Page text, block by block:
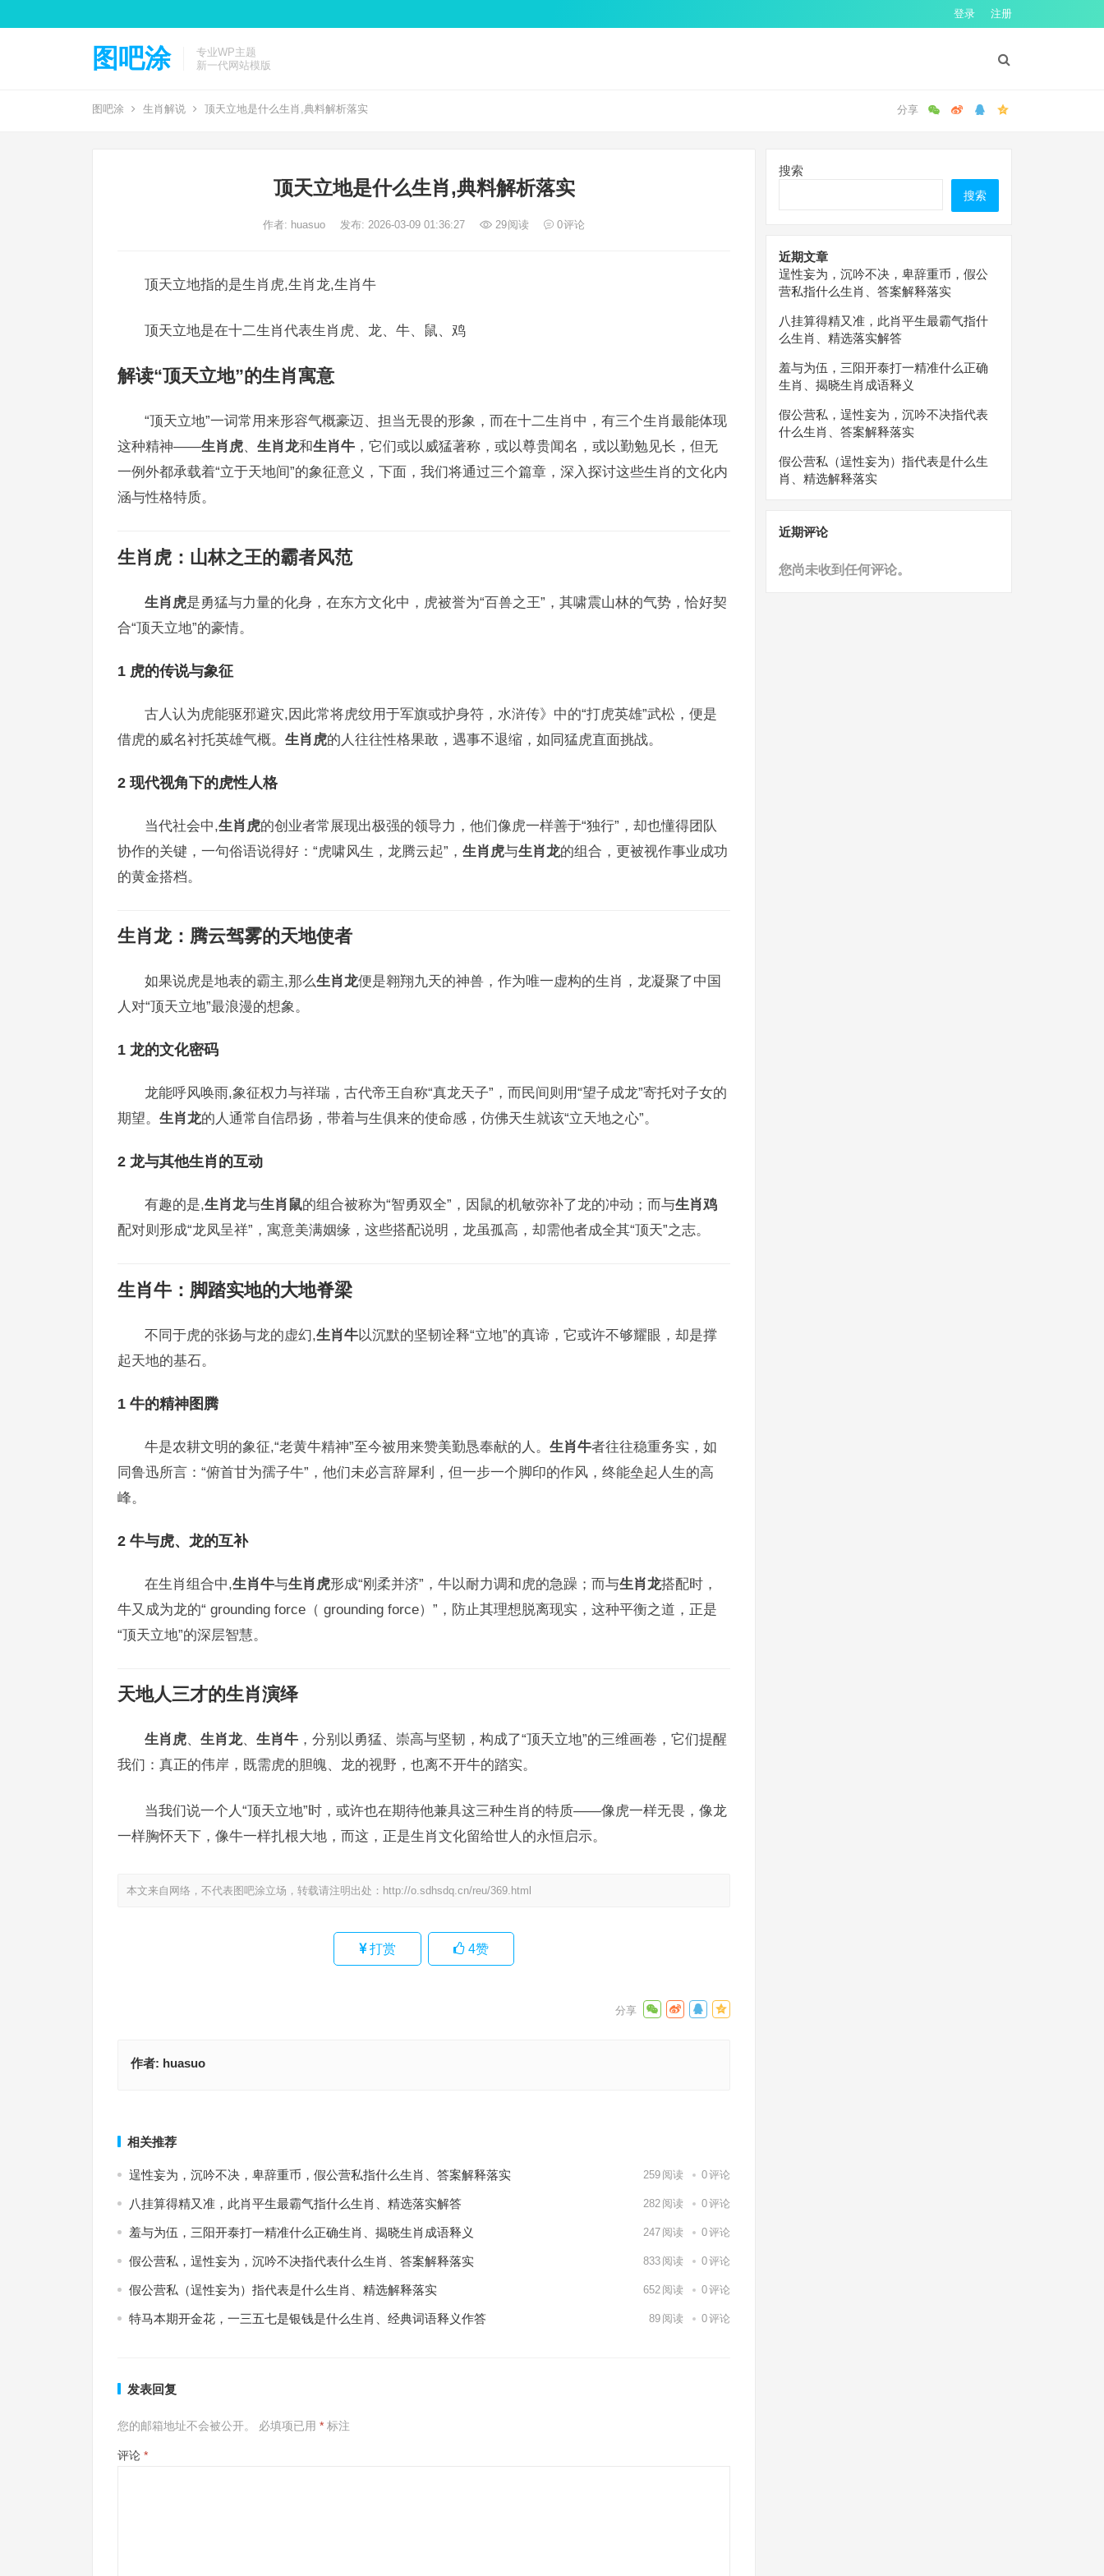
登录 注册
图吧涂
专业WP主题
新一代网站模版
图吧涂 生肖解说 顶天立地是什么生肖,典料解析落实
顶天立地是什么生肖,典料解析落实
作者: huasuo 发布: 2026-03-09 01:36:27 29阅读 0评论
顶天立地指的是生肖虎,生肖龙,生肖牛
顶天立地是在十二生肖代表生肖虎、龙、牛、鼠、鸡
解读“顶天立地”的生肖寓意
“顶天立地”一词常用来形容气概豪迈、担当无畏的形象，而在十二生肖中，有三个生肖最能体现
这种精神——生肖虎、 生肖龙和生肖牛 ，它们或以威猛著称，或以尊贵闻名，或以勤勉见长，但无
一例外都承载着“立于天地间”的象征意义，下面，我们将通过三个篇章，深入探讨这些生肖的文化内
涵与性格特质。
生肖虎 ：山林之王的霸者风范
生肖虎是勇猛与力量的化身，在东方文化中，虎被誉为“百兽之王”，其啸震山林的气势，恰好契
合“顶天立地”的豪情。
1 虎的传说与象征
古人认为虎能驱邪避灾,因此常将虎纹用于军旗或护身符，水浒传》中的“打虎英雄”武松，便是
借虎的威名衬托英雄气概。 生肖虎的人往往性格果敢，遇事不退缩，如同猛虎直面挑战。
2 现代视角下的虎性人格
当代社会中, 生肖虎的创业者常展现出极强的领导力，他们像虎一样善于“独行”，却也懂得团队
协作的关键，一句俗语说得好：“虎啸风生，龙腾云起”， 生肖虎与生肖龙的组合，更被视作事业成功
的黄金搭档。
生肖龙：腾云驾雾的天地使者
如果说虎是地表的霸主,那么生肖龙便是翱翔九天的神兽，作为唯一虚构的生肖，龙凝聚了中国
人对“顶天立地”最浪漫的想象。
1 龙的文化密码
龙能呼风唤雨,象征权力与祥瑞，古代帝王自称“真龙天子”，而民间则用“望子成龙”寄托对子女的
期望。 生肖龙的人通常自信昂扬，带着与生俱来的使命感，仿佛天生就该“立天地之心”。
2 龙与其他生肖的互动
有趣的是,生肖龙与生肖鼠的组合被称为“智勇双全”，因鼠的机敏弥补了龙的冲动；而与生肖鸡
配对则形成“龙凤呈祥”，寓意美满姻缘，这些搭配说明，龙虽孤高，却需他者成全其“顶天”之志。
生肖牛 ：脚踏实地的大地脊梁
不同于虎的张扬与龙的虚幻, 生肖牛 以沉默的坚韧诠释“立地”的真谛，它或许不够耀眼，却是撑
起天地的基石。
1 牛的精神图腾
牛是农耕文明的象征,“老黄牛精神”至今被用来赞美勤恳奉献的人。 生肖牛者往往稳重务实，如
同鲁迅所言：“俯首甘为孺子牛”，他们未必言辞犀利，但一步一个脚印的作风，终能垒起人生的高
峰。
2 牛与虎、龙的互补
在生肖组合中, 生肖牛与生肖虎形成“刚柔并济”，牛以耐力调和虎的急躁；而与生肖龙搭配时，
牛又成为龙的“ grounding force（ grounding force）”，防止其理想脱离现实，这种平衡之道，正是
“顶天立地”的深层智慧。
天地人三才的生肖演绎
生肖虎、 生肖龙、 生肖牛 ，分别以勇猛、崇高与坚韧，构成了“顶天立地”的三维画卷，它们提醒
我们：真正的伟岸，既需虎的胆魄、龙的视野，也离不开牛的踏实。
当我们说一个人“顶天立地”时，或许也在期待他兼具这三种生肖的特质——像虎一样无畏，像龙
一样胸怀天下，像牛一样扎根大地，而这，正是生肖文化留给世人的永恒启示。
本文来自网络，不代表图吧涂立场，转载请注明出处： http://o.sdhsdq.cn/reu/369.html
打赏 4赞
作者: huasuo
相关推荐
逞性妄为，沉吟不决，卑辞重币，假公营私指什么生肖、答案解释落实 259 阅读 0评论
八挂算得精又准，此肖平生最霸气指什么生肖、精选落实解答 282 阅读 0评论
羞与为伍，三阳开泰打一精准什么正确生肖、揭晓生肖成语释义 247 阅读 0评论
假公营私，逞性妄为，沉吟不决指代表什么生肖、答案解释落实 833 阅读 0评论
假公营私（逞性妄为）指代表是什么生肖、精选解释落实 652 阅读 0评论
特马本期开金花，一三五七是银钱是什么生肖、经典词语释义作答 89 阅读 0评论
发表回复
您的邮箱地址不会被公开。 必填项已用 * 标注
评论 *
搜索
搜索
近期文章
逞性妄为，沉吟不决，卑辞重币，假公
营私指什么生肖、答案解释落实
八挂算得精又准，此肖平生最霸气指什
么生肖、精选落实解答
羞与为伍，三阳开泰打一精准什么正确
生肖、揭晓生肖成语释义
假公营私，逞性妄为，沉吟不决指代表
什么生肖、答案解释落实
假公营私（逞性妄为）指代表是什么生
肖、精选解释落实
近期评论
您尚未收到任何评论。